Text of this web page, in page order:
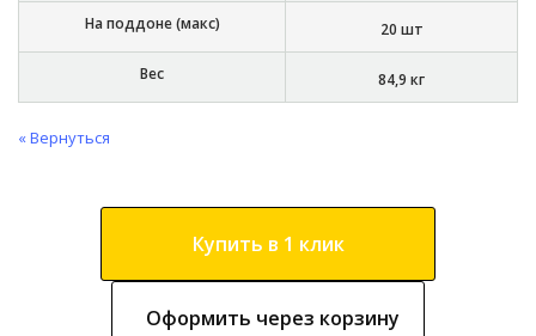
На поддоне (макс) 20 шт
Вес 84,9 кг
« Вернуться
Купить в 1 клик
Оформить через корзину